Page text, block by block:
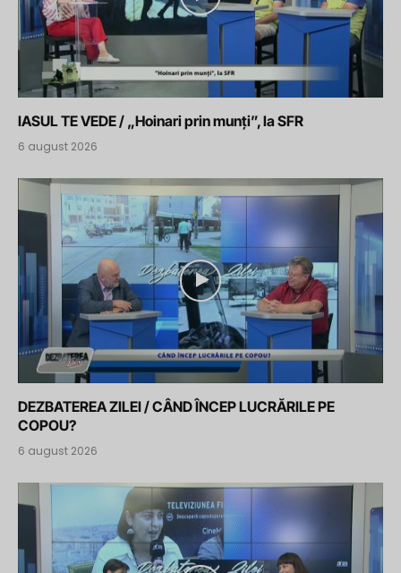
IASUL TE VEDE / „Hoinari prin munți”, la SFR
6 august 2026
DEZBATEREA ZILEI / CÂND ÎNCEP LUCRĂRILE PE
COPOU?
6 august 2026